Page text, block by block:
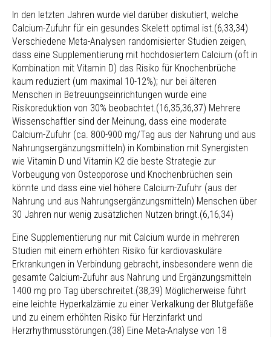
In den letzten Jahren wurde viel darüber diskutiert, welche
Calcium-Zufuhr für ein gesundes Skelett optimal ist.(6,33,34)
Verschiedene Meta-Analysen randomisierter Studien zeigen,
dass eine Supplementierung mit hochdosiertem Calcium (oft in
Kombination mit Vitamin D) das Risiko für Knochenbrüche
kaum reduziert (um maximal 10-12%); nur bei älteren
Menschen in Betreuungseinrichtungen wurde eine
Risikoreduktion von 30% beobachtet.(16,35,36,37) Mehrere
Wissenschaftler sind der Meinung, dass eine moderate
Calcium-Zufuhr (ca. 800-900 mg/Tag aus der Nahrung und aus
Nahrungsergänzungsmitteln) in Kombination mit Synergisten
wie Vitamin D und Vitamin K2 die beste Strategie zur
Vorbeugung von Osteoporose und Knochenbrüchen sein
könnte und dass eine viel höhere Calcium-Zufuhr (aus der
Nahrung und aus Nahrungsergänzungsmitteln) Menschen über
30 Jahren nur wenig zusätzlichen Nutzen bringt.(6,16,34)
Eine Supplementierung nur mit Calcium wurde in mehreren
Studien mit einem erhöhten Risiko für kardiovaskuläre
Erkrankungen in Verbindung gebracht, insbesondere wenn die
gesamte Calcium-Zufuhr aus Nahrung und Ergänzungsmitteln
1400 mg pro Tag überschreitet.(38,39) Möglicherweise führt
eine leichte Hyperkalzämie zu einer Verkalkung der Blutgefäße
und zu einem erhöhten Risiko für Herzinfarkt und
Herzrhythmusstörungen.(38) Eine Meta-Analyse von 18